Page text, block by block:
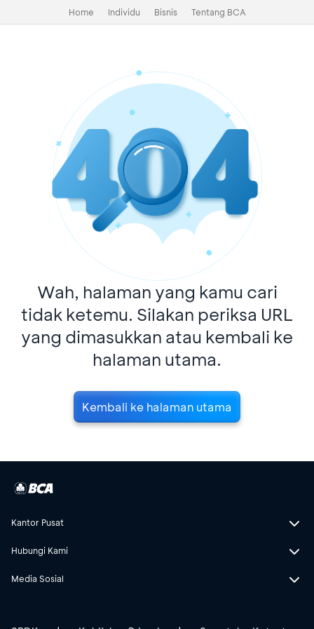
Home Individu Bisnis Tentang BCA
Wah, halaman yang kamu cari
tidak ketemu. Silakan periksa URL
yang dimasukkan atau kembali ke
halaman utama.
Kembali ke halaman utama
Kantor Pusat
Hubungi Kami
Media Sosial